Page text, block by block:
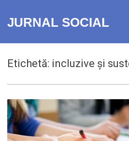
JURNAL SOCIAL
Etichetă: incluzive și